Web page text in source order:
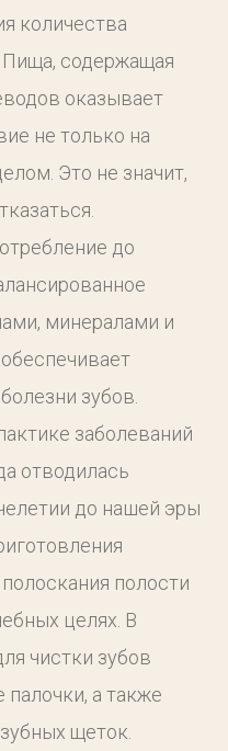
количества
содержащая
оказывает
не только на
Это не значит,
до
минералами и
зубов.
заболеваний
отводилась
до нашей эры
полости
целях. В
чистки зубов
а также
щеток.